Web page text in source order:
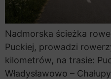
Nadmorska ścieżka
Puckiej, prowadzi
kilometrów, na trasie:
Władysławowo –